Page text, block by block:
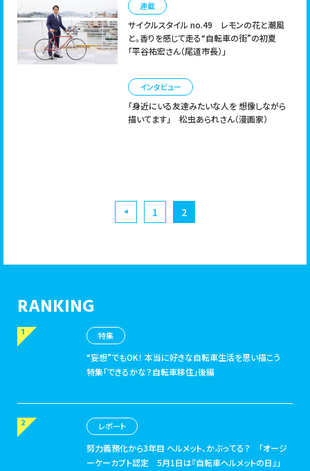
連載
サイクルスタイル no.49 レモンの花と潮風
と。香りを感じて走る“自転車の街”の初夏
「平谷祐宏さん（尾道市長）」
インタビュー
「身近にいる友達みたいな人を 想像しながら
描いてます」 松虫あられさん（漫画家）
◀︎ 1 2
RANKING
特集
“妄想”でもOK！ 本当に好きな自転車生活を思い描こう
特集「できるかな？自転車移住」後編
レポート
努力義務化から3年目 ヘルメット、かぶってる？ 「オージ
ーケーカブト認定 5月1日は『自転車ヘルメットの日』」